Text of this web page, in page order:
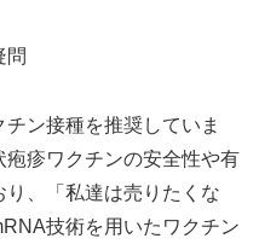
問
ン接種を推奨していま
疹ワクチンの安全性や有
、「私達は売りたくな
技術を用いたワクチン